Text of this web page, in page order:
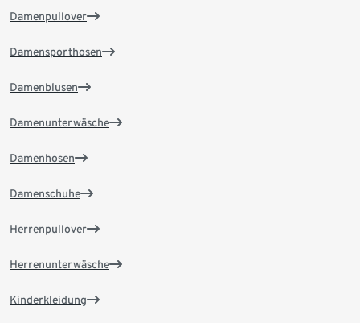
Damenpullover
Damensporthosen
Damenblusen
Damenunterwäsche
Damenhosen
Damenschuhe
Herrenpullover
Herrenunterwäsche
Kinderkleidung